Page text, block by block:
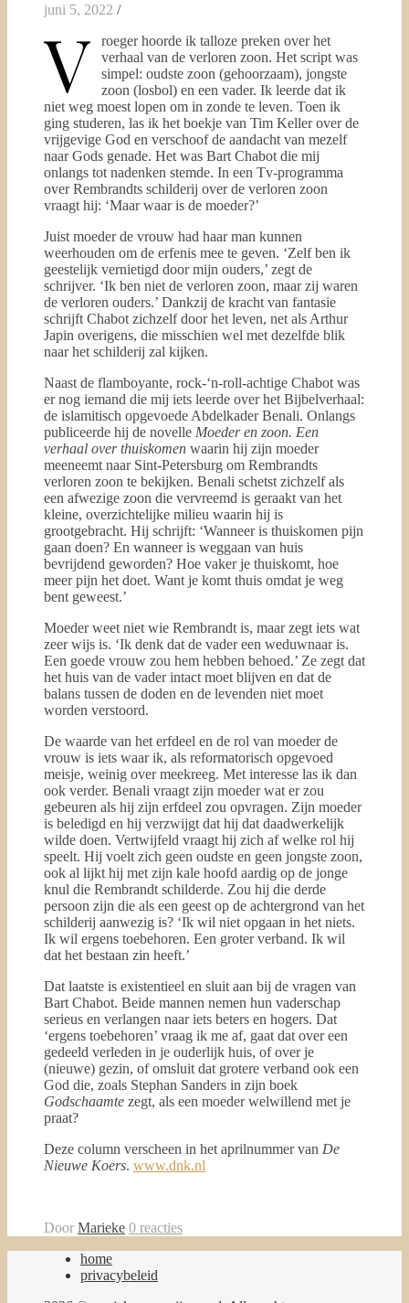
juni 5, 2022 /
V
roeger hoorde ik talloze preken over het
verhaal van de verloren zoon. Het script was
simpel: oudste zoon (gehoorzaam), jongste
zoon (losbol) en een vader. Ik leerde dat ik
niet weg moest lopen om in zonde te leven. Toen ik
ging studeren, las ik het boekje van Tim Keller over de
vrijgevige God en verschoof de aandacht van mezelf
naar Gods genade. Het was Bart Chabot die mij
onlangs tot nadenken stemde. In een Tv-programma
over Rembrandts schilderij over de verloren zoon
vraagt hij: ‘Maar waar is de moeder?’
Juist moeder de vrouw had haar man kunnen
weerhouden om de erfenis mee te geven. ‘Zelf ben ik
geestelijk vernietigd door mijn ouders,’ zegt de
schrijver. ‘Ik ben niet de verloren zoon, maar zij waren
de verloren ouders.’ Dankzij de kracht van fantasie
schrijft Chabot zichzelf door het leven, net als Arthur
Japin overigens, die misschien wel met dezelfde blik
naar het schilderij zal kijken.
Naast de flamboyante, rock-‘n-roll-achtige Chabot was
er nog iemand die mij iets leerde over het Bijbelverhaal:
de islamitisch opgevoede Abdelkader Benali. Onlangs
publiceerde hij de novelle Moeder en zoon. Een
verhaal over thuiskomen waarin hij zijn moeder
meeneemt naar Sint-Petersburg om Rembrandts
verloren zoon te bekijken. Benali schetst zichzelf als
een afwezige zoon die vervreemd is geraakt van het
kleine, overzichtelijke milieu waarin hij is
grootgebracht. Hij schrijft: ‘Wanneer is thuiskomen pijn
gaan doen? En wanneer is weggaan van huis
bevrijdend geworden? Hoe vaker je thuiskomt, hoe
meer pijn het doet. Want je komt thuis omdat je weg
bent geweest.’
Moeder weet niet wie Rembrandt is, maar zegt iets wat
zeer wijs is. ‘Ik denk dat de vader een weduwnaar is.
Een goede vrouw zou hem hebben behoed.’ Ze zegt dat
het huis van de vader intact moet blijven en dat de
balans tussen de doden en de levenden niet moet
worden verstoord.
De waarde van het erfdeel en de rol van moeder de
vrouw is iets waar ik, als reformatorisch opgevoed
meisje, weinig over meekreeg. Met interesse las ik dan
ook verder. Benali vraagt zijn moeder wat er zou
gebeuren als hij zijn erfdeel zou opvragen. Zijn moeder
is beledigd en hij verzwijgt dat hij dat daadwerkelijk
wilde doen. Vertwijfeld vraagt hij zich af welke rol hij
speelt. Hij voelt zich geen oudste en geen jongste zoon,
ook al lijkt hij met zijn kale hoofd aardig op de jonge
knul die Rembrandt schilderde. Zou hij die derde
persoon zijn die als een geest op de achtergrond van het
schilderij aanwezig is? ‘Ik wil niet opgaan in het niets.
Ik wil ergens toebehoren. Een groter verband. Ik wil
dat het bestaan zin heeft.’
Dat laatste is existentieel en sluit aan bij de vragen van
Bart Chabot. Beide mannen nemen hun vaderschap
serieus en verlangen naar iets beters en hogers. Dat
‘ergens toebehoren’ vraag ik me af, gaat dat over een
gedeeld verleden in je ouderlijk huis, of over je
(nieuwe) gezin, of omsluit dat grotere verband ook een
God die, zoals Stephan Sanders in zijn boek
Godschaamte zegt, als een moeder welwillend met je
praat?
Deze column verscheen in het aprilnummer van De
Nieuwe Koers. www.dnk.nl
Door Marieke 0 reacties
home
privacybeleid